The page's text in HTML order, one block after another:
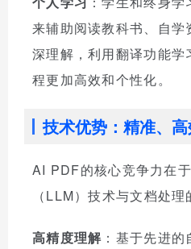
来辅助阅读教科书、自学
深理解，利用翻译功能学
程更加高效和个性化。
技术优势：精准、
AI PDF的核心竞争力在
（LLM）技术与文档处理
高精度理解 ：基于先进的